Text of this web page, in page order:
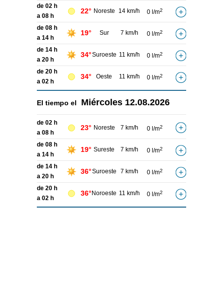
de 02 h
a 08 h
22° Noreste 14 km/h 0 l/m2
de 08 h
a 14 h
19° Sur 7 km/h 0 l/m2
de 14 h
a 20 h
34°Suroeste 11 km/h 0 l/m2
de 20 h
a 02 h
34° Oeste 11 km/h 0 l/m2
El tiempo el Miércoles 12.08.2026
de 02 h
a 08 h
23° Noreste 7 km/h 0 l/m2
de 08 h
a 14 h
19° Sureste 7 km/h 0 l/m2
de 14 h
a 20 h
36°Suroeste 7 km/h 0 l/m2
de 20 h
a 02 h
36° Noroeste 11 km/h 0 l/m2